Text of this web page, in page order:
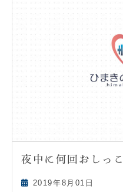
夜中に何回おしっ
2019年8月01日